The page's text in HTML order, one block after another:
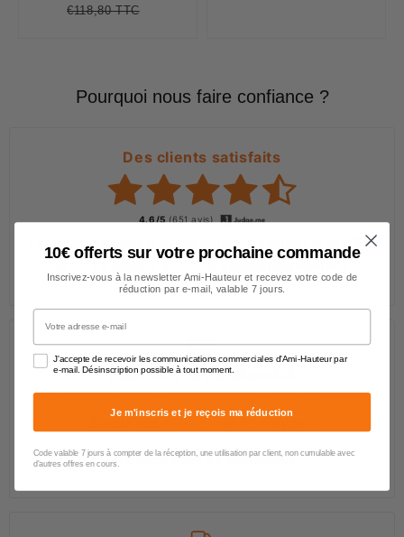
réduitPrix
€118,80 TTC€118,80
Pourquoi nous faire confiance ?
Des clients satisfaits
4.6/5 (651 avis)
Les professionnels et particuliers saluent la
qualité
de nos produits et notre
Paiement 100% sécurisé
avec Stripe et
PAIEMENT EN 4X POSSIBLE
10€ offerts sur votre prochaine commande
Inscrivez-vous à la newsletter Ami-Hauteur et recevez votre code de
réduction par e-mail, valable 7 jours.
Votre adresse e-mail
J'accepte de recevoir les communications commerciales d'Ami-Hauteur par
e-mail. Désinscription possible à tout moment.
Je m'inscris et je reçois ma réduction
Code valable 7 jours à compter de la réception, une utilisation par client, non cumulable avec
d'autres offres en cours.